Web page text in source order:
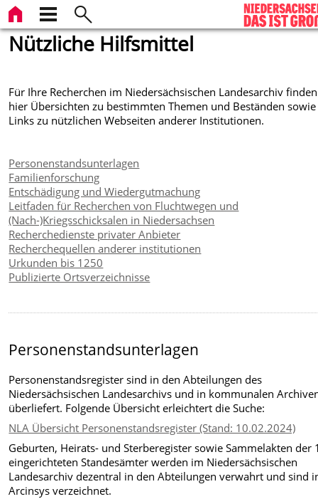
Nützliche Hilfsmittel
Für Ihre Recherchen im Niedersächsischen Landesarchiv
hier Übersichten zu bestimmten Themen und Beständen sowie
Links zu nützlichen Webseiten anderer Institutionen.
Personenstandsunterlagen
Familienforschung
Entschädigung und Wiedergutmachung
Leitfaden für Recherchen von Fluchtwegen und
(Nach-)Kriegsschicksalen in Niedersachsen
Recherchedienste privater Anbieter
Recherchequellen anderer institutionen
Urkunden bis 1250
Publizierte Ortsverzeichnisse
Personenstandsunterlagen
Personenstandsregister sind in den Abteilungen des
Niedersächsischen Landesarchivs und in kommunalen
überliefert. Folgende Übersicht erleichtert die Suche:
NLA Übersicht Personenstandsregister (Stand: 10.02.2024)
Geburten, Heirats- und Sterberegister sowie Sammelakten der
eingerichteten Standesämter werden im Niedersächsischen
Landesarchiv dezentral in den Abteilungen verwahrt und sind
Arcinsys verzeichnet.